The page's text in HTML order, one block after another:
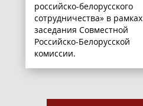
российско-белорусского
сотрудничества» в рамках
заседания Совместной
Российско-Белорусской
комиссии.